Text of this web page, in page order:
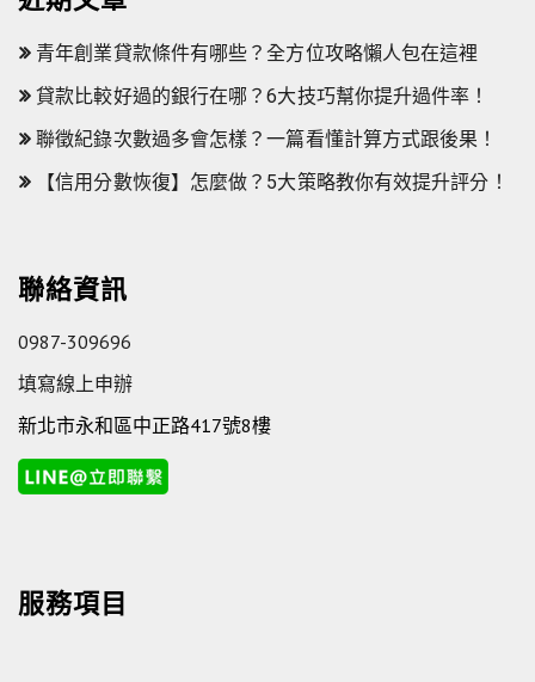
青年創業貸款條件有哪些？全方位攻略懶人包在這裡
貸款比較好過的銀行在哪？6大技巧幫你提升過件率！
聯徵紀錄次數過多會怎樣？一篇看懂計算方式跟後果！
【信用分數恢復】怎麼做？5大策略教你有效提升評分！
聯絡資訊
0987-309696
填寫線上申辦
新北市永和區中正路417號8樓
服務項目